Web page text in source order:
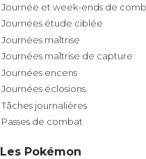
Journée et week-ends de
Journées étude ciblée
Journées maîtrise
Journées maîtrise de capture
Journées encens
Journées éclosions
Tâches journalières
Passes de combat
Les Pokémon